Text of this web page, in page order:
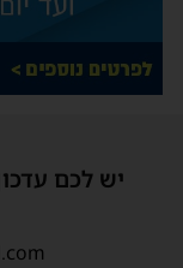
יש לכם